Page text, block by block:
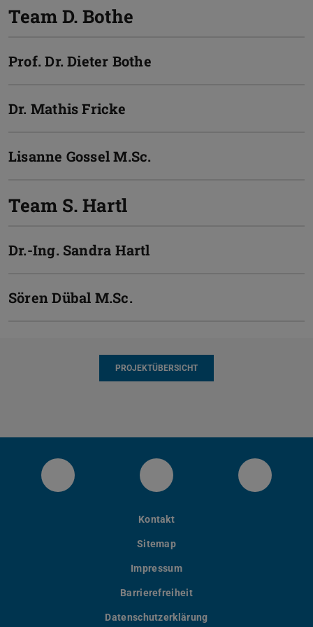
Team D. Bothe
Prof. Dr. Dieter Bothe
Dr. Mathis Fricke
Lisanne GosselM.Sc.
Team S. Hartl
Dr.-Ing. Sandra Hartl
Sören Dübal M.Sc.
PROJEKTÜBERSICHT
Clean Circles on Instragram
Clean Circles onFollow
Kontakt
Sitemap
Impressum
Barrierefreiheit
Datenschutzerklärung